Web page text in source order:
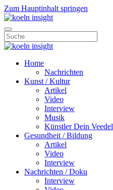
Zum Hauptinhalt springen
Home
Nachrichten
Kunst / Kultur
Artikel
Video
Interview
Musik
Künstler Dein Veedel
Gesundheit / Bildung
Artikel
Video
Interview
Nachrichten / Doku
Interview